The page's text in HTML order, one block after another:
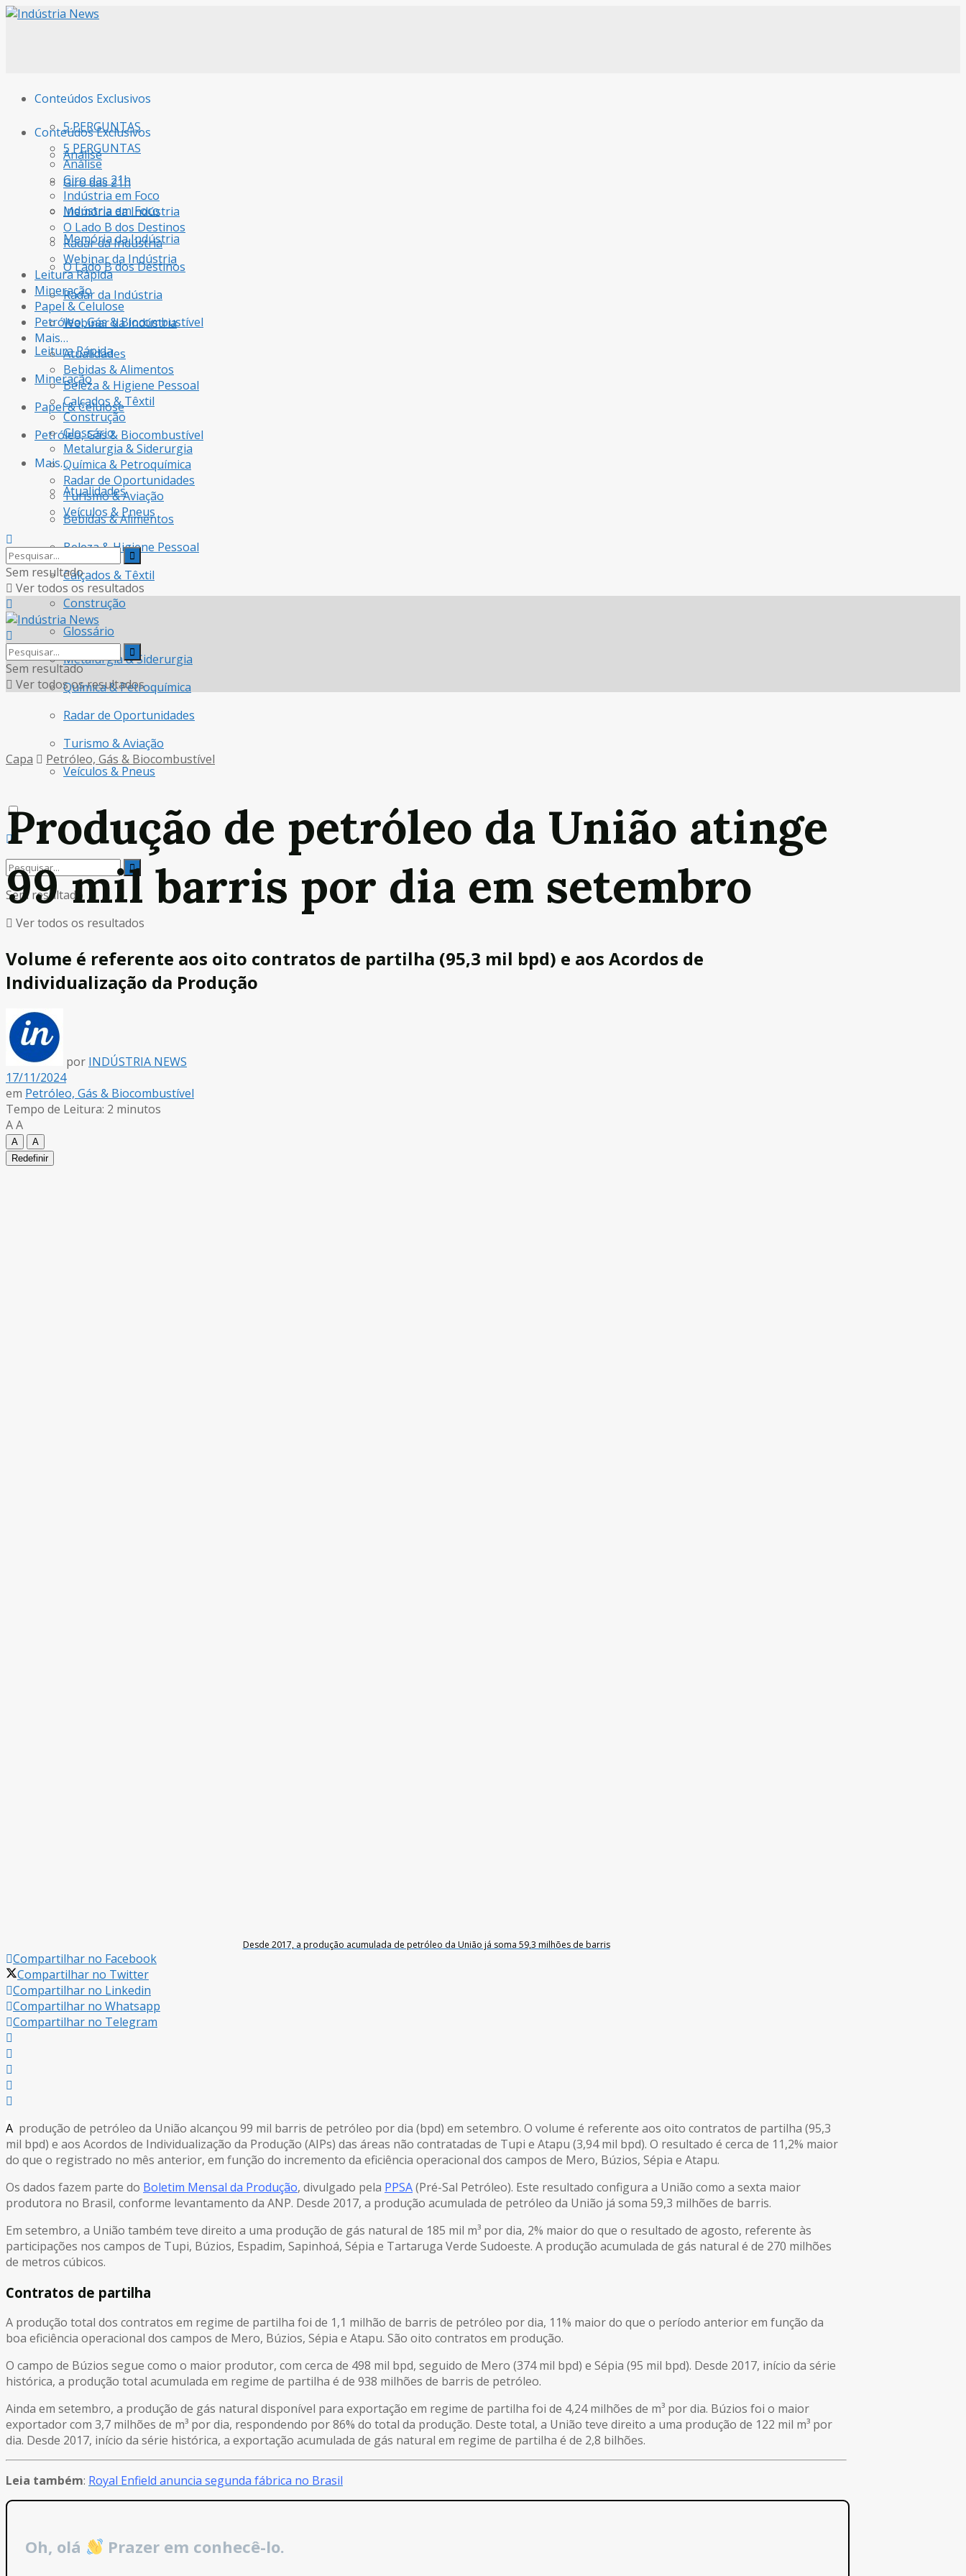
Conteúdos Exclusivos
5 PERGUNTAS
Análise
Giro das 21h
Indústria em Foco
Memória da Indústria
O Lado B dos Destinos
Radar da Indústria
Webinar da Indústria
Leitura Rápida
Mineração
Papel & Celulose
Petróleo, Gás & Biocombustível
Mais…
Atualidades
Bebidas & Alimentos
Beleza & Higiene Pessoal
Calçados & Têxtil
Construção
Glossário
Metalurgia & Siderurgia
Química & Petroquímica
Radar de Oportunidades
Turismo & Aviação
Veículos & Pneus
Sem resultado
Ver todos os resultados
Conteúdos Exclusivos
5 PERGUNTAS
Análise
Giro das 21h
Indústria em Foco
Memória da Indústria
O Lado B dos Destinos
Radar da Indústria
Webinar da Indústria
Leitura Rápida
Mineração
Papel & Celulose
Petróleo, Gás & Biocombustível
Mais…
Atualidades
Bebidas & Alimentos
Beleza & Higiene Pessoal
Calçados & Têxtil
Construção
Glossário
Metalurgia & Siderurgia
Química & Petroquímica
Radar de Oportunidades
Turismo & Aviação
Veículos & Pneus
Sem resultado
Ver todos os resultados
Sem resultado
Ver todos os resultados
Capa Petróleo, Gás & Biocombustível
Produção de petróleo da União atinge
99 mil barris por dia em setembro
Volume é referente aos oito contratos de partilha (95,3 mil bpd) e aos Acordos de
Individualização da Produção
por INDÚSTRIA NEWS
17/11/2024
em Petróleo, Gás & Biocombustível
Tempo de Leitura: 2 minutos
AA
A
A
Redefinir
Desde 2017, a produção acumulada de petróleo da União já soma 59,3 milhões de barris
Compartilhar no Facebook
Compartilhar no Twitter
Compartilhar no Linkedin
Compartilhar no Whatsapp
Compartilhar no Telegram
A produção de petróleo da União alcançou 99 mil barris de petróleo por dia (bpd) em setembro. O volume é referente aos oito contratos de partilha (95,3
mil bpd) e aos Acordos de Individualização da Produção (AIPs) das áreas não contratadas de Tupi e Atapu (3,94 mil bpd). O resultado é cerca de 11,2% maior
do que o registrado no mês anterior, em função do incremento da eficiência operacional dos campos de Mero, Búzios, Sépia e Atapu.
Os dados fazem parte do Boletim Mensal da Produção, divulgado pela PPSA(Pré-Sal Petróleo). Este resultado configura a União como a sexta maior
produtora no Brasil, conforme levantamento da ANP. Desde 2017, a produção acumulada de petróleo da União já soma 59,3 milhões de barris.
Em setembro, a União também teve direito a uma produção de gás natural de 185 mil m³ por dia, 2% maior do que o resultado de agosto, referente às
participações nos campos de Tupi, Búzios, Espadim, Sapinhoá, Sépia e Tartaruga Verde Sudoeste. A produção acumulada de gás natural é de 270 milhões
de metros cúbicos.
Contratos de partilha
A produção total dos contratos em regime de partilha foi de 1,1 milhão de barris de petróleo por dia, 11% maior do que o período anterior em função da
boa eficiência operacional dos campos de Mero, Búzios, Sépia e Atapu. São oito contratos em produção.
O campo de Búzios segue como o maior produtor, com cerca de 498 mil bpd, seguido de Mero (374 mil bpd) e Sépia (95 mil bpd). Desde 2017, início da série
histórica, a produção total acumulada em regime de partilha é de 938 milhões de barris de petróleo.
Ainda em setembro, a produção de gás natural disponível para exportação em regime de partilha foi de 4,24 milhões de m³ por dia. Búzios foi o maior
exportador com 3,7 milhões de m³ por dia, respondendo por 86% do total da produção. Deste total, a União teve direito a uma produção de 122 mil m³ por
dia. Desde 2017, início da série histórica, a exportação acumulada de gás natural em regime de partilha é de 2,8 bilhões.
Leia também: Royal Enfield anuncia segunda fábrica no Brasil
Oh, olá Prazer em conhecê-lo.